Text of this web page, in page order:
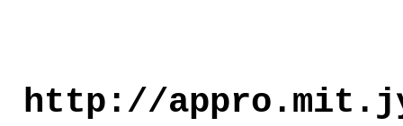
http://